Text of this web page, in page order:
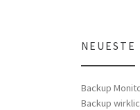
NEUESTE
Backup
Backup